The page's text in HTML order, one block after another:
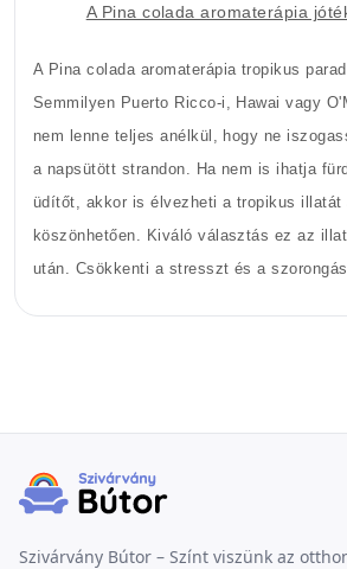
A Pina colada aromaterápia
A Pina colada aromaterápia tropikus
Semmilyen Puerto Ricco-i, Hawai vagy
nem lenne teljes anélkül, hogy ne
a napsütött strandon. Ha nem is ihatja
üdítőt, akkor is élvezheti a tropikus illatát
köszönhetően. Kiváló választás ez az
után. Csökkenti a stresszt és a
Szivárvány Bútor – Színt viszünk az